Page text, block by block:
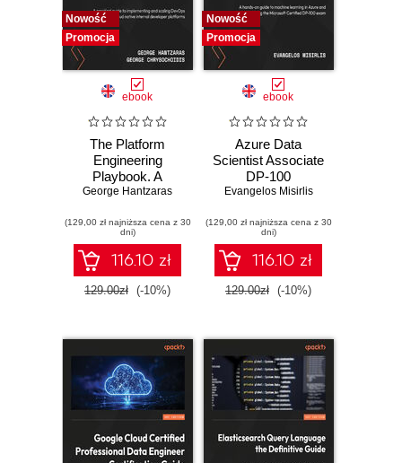
Nowość
Promocja
ebook
The Platform
Engineering
Playbook. A
practical guide to
scaling DevOps
with cloud native
internal developer
platforms
George Hantzaras
(129,00 zł najniższa cena z 30
dni)
116.10 zł
129.00zł (-10%)
Nowość
Promocja
ebook
Azure Data
Scientist Associate
DP-100
Certification Guide.
to machine
learning in Azure
and passing the
Microsoft Certified
DP-100 exam -
Evangelos Misirlis
(129,00 zł najniższa cena z 30
dni)
116.10 zł
129.00zł (-10%)